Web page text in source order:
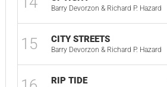
Barry Devorzon & Richard P. Hazard
15 CITY STREETS
Barry Devorzon & Richard P. Hazard
RIP TIDE